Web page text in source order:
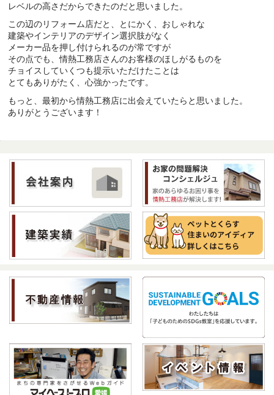
レベルの高さだからできたのだと思いました。
この辺のリフォーム店だと、とにかく、おしゃれな
建築やインテリアのデザイン選択肢がなく
メーカー品を押し付けられるのが常ですが
その点でも、情熱工務店さんのお客様のほしがるものを
チョイスしていくつも提示いただけたことは
とてもありがたく、心強かったです。
もっと、最初から情熱工務店に出会えていたらと思いました。
ありがとうございます！